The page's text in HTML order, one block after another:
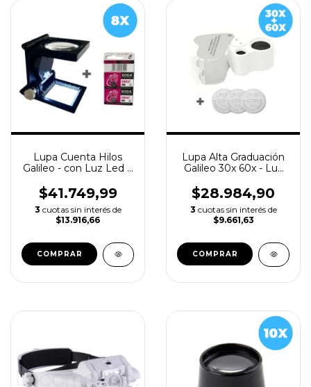
Lupa Cuenta Hilos
Galileo - con Luz Led Y
Incluidas
$41.749,99
3 cuotas sin interés de
$13.916,66
Lupa Alta Graduación
Galileo 30x 60x - Luz
$28.984,90
3 cuotas sin interés de
$9.661,63